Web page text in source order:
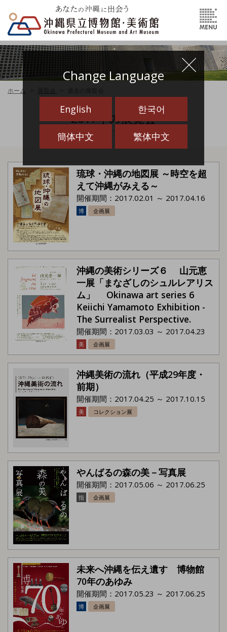
Change Language
English 한국어
簡体中文 繁体中文
ホーム
2017年の展覧会
琉球・沖縄の地図展 ～時空を超
えて沖縄がみえる～
開催期間：2017.02.01 ～ 2017.04.16
博 企画展
沖縄の美術シリーズ６ 山元恵
一展「まなざしのシュルレアリス
ム」 Okinawa art series 6
Keiichi Yamamoto Exhibition -
The Surrealist Perspective.
開催期間：2017.03.03 ～ 2017.04.23
美 企画展
沖縄美術の流れ（平成29年度・
前期）
開催期間：2017.04.25 ～ 2017.10.15
美 コレクション展
やんばるの森の美－写真展
開催期間：2017.05.06 ～ 2017.06.25
指 企画展
未来へ沖縄を伝え遺す 博物館
70年のあゆみ
開催期間：2017.05.23 ～ 2017.06.25
博 企画展